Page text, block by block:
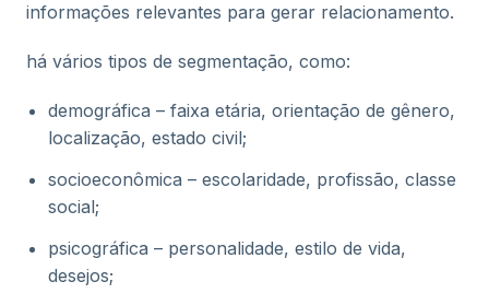
informações relevantes para gerar relacionamento.
há vários tipos de segmentação, como:
demográfica – faixa etária, orientação de gênero,
localização, estado civil;
socioeconômica – escolaridade, profissão, classe
social;
psicográfica – personalidade, estilo de vida,
desejos;